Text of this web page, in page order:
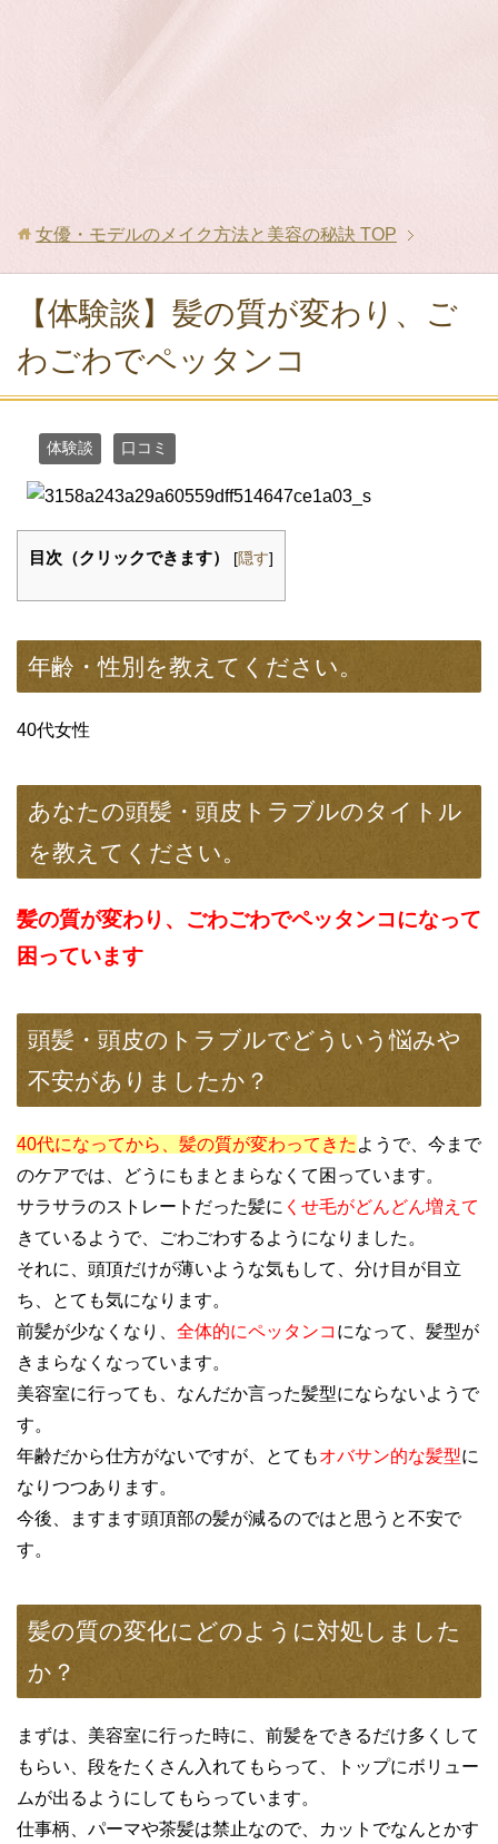
女優・モデルのメイク方法と美容の秘訣 TOP
【体験談】髪の質が変わり、ご
わごわでペッタンコ
体験談 口コミ
目次（クリックできます） [隠す]
年齢・性別を教えてください。
40代女性
あなたの頭髪・頭皮トラブルのタイトル
を教えてください。
髪の質が変わり、ごわごわでペッタンコになって
困っています
頭髪・頭皮のトラブルでどういう悩みや
不安がありましたか？
40代になってから、髪の質が変わってきた ようで、今まで
のケアでは、どうにもまとまらなくて困っています。
サラサラのストレートだった髪に くせ毛がどんどん増えて
きているようで、ごわごわするようになりました。
それに、頭頂だけが薄いような気もして、分け目が目立
ち、とても気になります。
前髪が少なくなり、 全体的にペッタンコ になって、髪型が
きまらなくなっています。
美容室に行っても、なんだか言った髪型にならないようで
す。
年齢だから仕方がないですが、とてもオバサン的な髪型に
なりつつあります。
今後、ますます頭頂部の髪が減るのではと思うと不安で
す。
髪の質の変化にどのように対処しました
か？
まずは、美容室に行った時に、前髪をできるだけ多くして
もらい、段をたくさん入れてもらって、トップにボリュー
ムが出るようにしてもらっています。
仕事柄、パーマや茶髪は禁止なので、カットでなんとかす